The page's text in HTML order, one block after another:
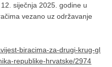
siječnja 2025. godine u
vezano uz održavanje
biracima-za-drugi-krug-gl
republike-hrvatske/2974